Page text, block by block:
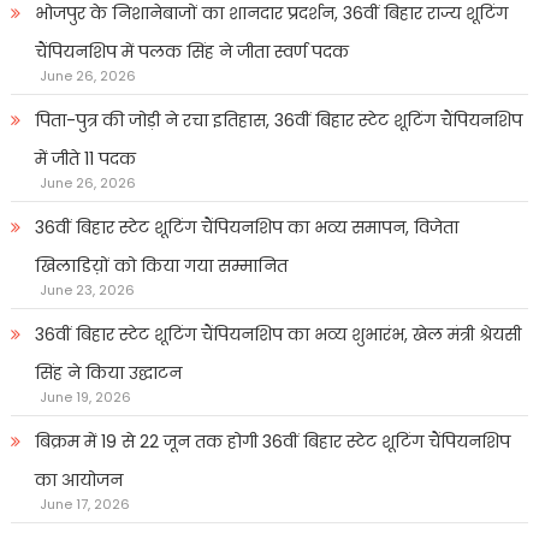
भोजपुर के निशानेबाजों का शानदार प्रदर्शन, 36वीं बिहार राज्य शूटिंग
चैंपियनशिप में पलक सिंह ने जीता स्वर्ण पदक
June 26, 2026
पिता-पुत्र की जोड़ी ने रचा इतिहास, 36वीं बिहार स्टेट शूटिंग चैंपियनशिप
में जीते 11 पदक
June 26, 2026
36वीं बिहार स्टेट शूटिंग चैंपियनशिप का भव्य समापन, विजेता
खिलाडिय़ों को किया गया सम्मानित
June 23, 2026
36वीं बिहार स्टेट शूटिंग चैंपियनशिप का भव्य शुभारंभ, खेल मंत्री श्रेयसी
सिंह ने किया उद्घाटन
June 19, 2026
बिक्रम में 19 से 22 जून तक होगी 36वीं बिहार स्टेट शूटिंग चैंपियनशिप
का आयोजन
June 17, 2026